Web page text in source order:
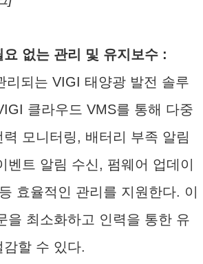
없는 관리 및 유지보수 :
리되는 VIGI 태양광 발전 솔루
클라우드 VMS를 통해 다중
모니터링, 배터리 부족 알림
벤트 알림 수신, 펌웨어 업데이
효율적인 관리를 지원한다. 이
을 최소화하고 인력을 통한 유
할 수 있다.